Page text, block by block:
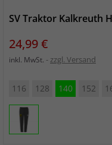
SV Traktor Kalkreuth
Preis
24,99 €
inkl. MwSt. zzgl. Versand
116 128 140 152